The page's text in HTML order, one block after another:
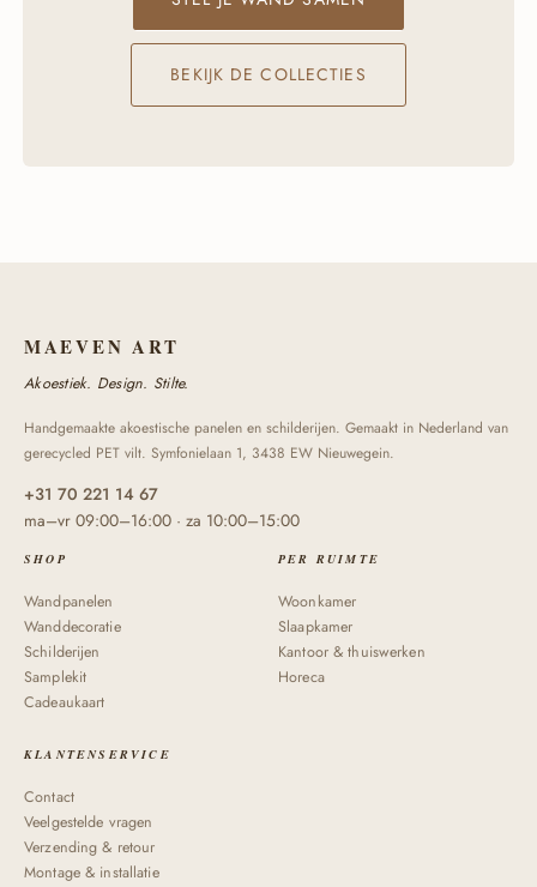
BEKIJK DE COLLECTIES
MAEVEN ART
Akoestiek. Design. Stilte.
Handgemaakte akoestische panelen en schilderijen. Gemaakt in Nederland van
gerecycled PET vilt. Symfonielaan 1, 3438 EW Nieuwegein.
+31 70 221 14 67
ma–vr 09:00–16:00 · za 10:00–15:00
SHOP
Wandpanelen
Wanddecoratie
Schilderijen
Samplekit
Cadeaukaart
PER RUIMTE
Woonkamer
Slaapkamer
Kantoor & thuiswerken
Horeca
KLANTENSERVICE
Contact
Veelgestelde vragen
Verzending & retour
Montage & installatie